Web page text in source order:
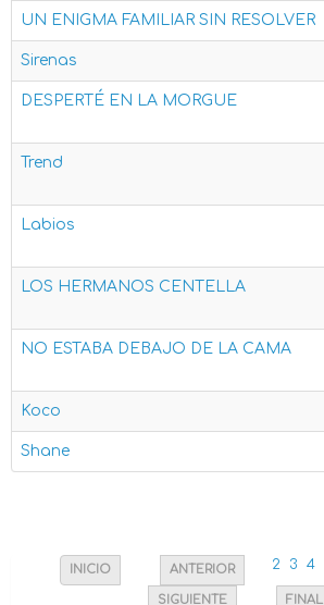
UN ENIGMA FAMILIAR SIN RESOLVER
Sirenas
DESPERTÉ EN LA MORGUE
Trend
Labios
LOS HERMANOS CENTELLA
NO ESTABA DEBAJO DE LA CAMA
Koco
Shane
INICIO ANTERIOR 2 3 4
SIGUIENTE FINAL